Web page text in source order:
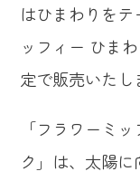
はひまわりを
ッフィー ひま
定で販売いたし
「フラワーミ
ク」は、太陽